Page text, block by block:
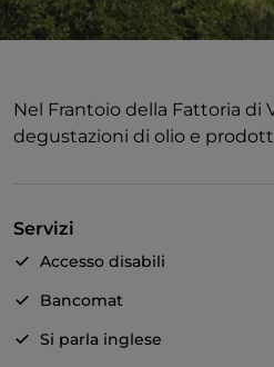
Nel Frantoio della Fattoria di
degustazioni di olio e
Servizi
Accesso disabili
Bancomat
Si parla inglese